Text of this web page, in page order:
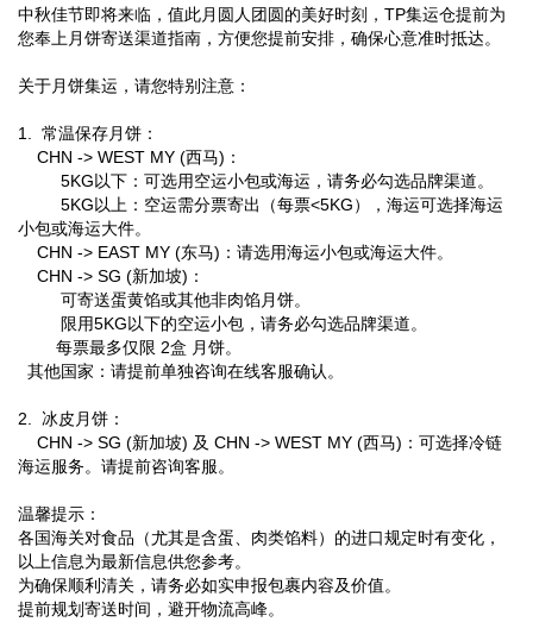
中秋佳节即将来临，值此月圆人团圆的美好时刻，TP集运仓提前为
您奉上月饼寄送渠道指南，方便您提前安排，确保心意准时抵达。
关于月饼集运，请您特别注意：
1. 常温保存月饼：
CHN -> WEST MY (西马)：
5KG以下：可选用空运小包或海运，请务必勾选品牌渠道。
5KG以上：空运需分票寄出（每票<5KG），海运可选择海运
小包或海运大件。
CHN -> EAST MY (东马)：请选用海运小包或海运大件。
CHN -> SG (新加坡)：
可寄送蛋黄馅或其他非肉馅月饼。
限用5KG以下的空运小包，请务必勾选品牌渠道。
每票最多仅限 2盒 月饼。
其他国家：请提前单独咨询在线客服确认。
2. 冰皮月饼：
CHN -> SG (新加坡) 及 CHN -> WEST MY (西马)：可选择冷链
海运服务。请提前咨询客服。
温馨提示：
各国海关对食品（尤其是含蛋、肉类馅料）的进口规定时有变化，
以上信息为最新信息供您参考。
为确保顺利清关，请务必如实申报包裹内容及价值。
提前规划寄送时间，避开物流高峰。